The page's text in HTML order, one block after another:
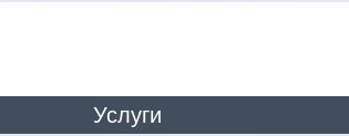
Услуги